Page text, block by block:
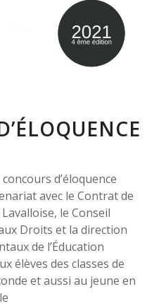
d’éloquence
avec le Contrat de
le Conseil
Droits et la direction
de l’Éducation
élèves des classes de
et aussi au jeune en